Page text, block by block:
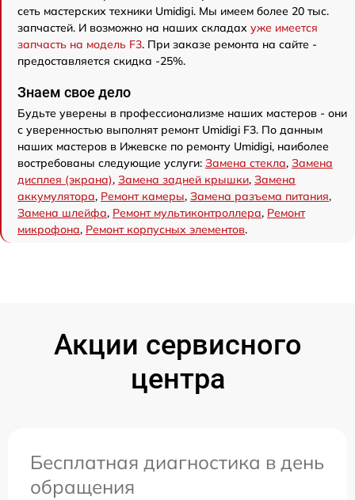
сеть мастерских техники Umidigi. Мы имеем более 20 тыс.
запчастей. И возможно на наших складах уже имеется
запчасть на модель F3. При заказе ремонта на сайте -
предоставляется скидка -25%.
Знаем свое дело
Будьте уверены в профессионализме наших мастеров - они
с уверенностью выполнят ремонт Umidigi F3. По данным
наших мастеров в Ижевске по ремонту Umidigi, наиболее
востребованы следующие услуги: Замена стекла, Замена
дисплея (экрана), Замена задней крышки, Замена
аккумулятора, Ремонт камеры, Замена разъема питания,
Замена шлейфа, Ремонт мультиконтроллера, Ремонт
микрофона, Ремонт корпусных элементов.
Акции сервисного
центра
Бесплатная диагностика в день
обращения